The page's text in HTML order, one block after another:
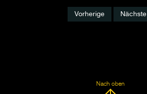
Vorherige Nächste
Nach oben